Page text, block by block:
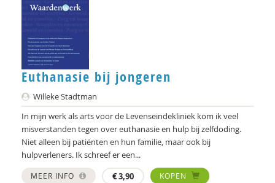
Delphine De Smet
prof. dr. Peter Derkx
Hanke Drop
Joachim Duyndam
Maxime Essers
Olaf Galisch
Euthanasie bij jongeren
Willeke Stadtman
In mijn werk als arts voor de Levenseindekliniek kom ik veel
misverstanden tegen over euthanasie en hulp bij zelfdoding.
Niet alleen bij patiënten en hun familie, maar ook bij
hulpverleners. Ik schreef er een...
MEER INFO €3,90
KOPEN